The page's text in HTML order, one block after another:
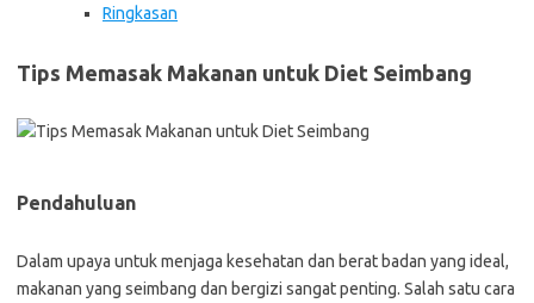
Ringkasan
Tips Memasak Makanan untuk Diet Seimbang
Pendahuluan
Dalam upaya untuk menjaga kesehatan dan berat badan yang ideal,
makanan yang seimbang dan bergizi sangat penting. Salah satu cara